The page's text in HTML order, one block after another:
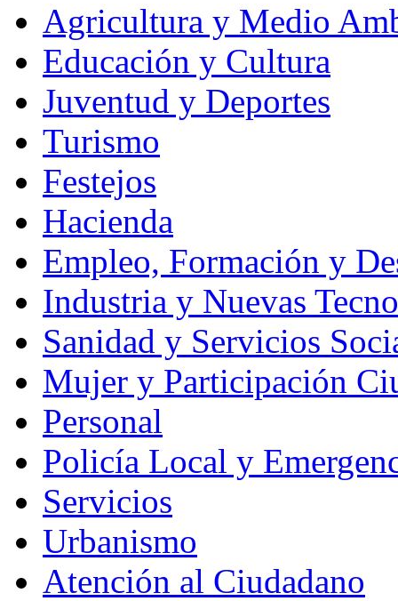
Agricultura y Medio
Educación y Cultura
Juventud y Deportes
Turismo
Festejos
Hacienda
Empleo, Formación y
Industria y Nuevas
Sanidad y Servicios
Mujer y Participación
Personal
Policía Local y
Servicios
Urbanismo
Atención al Ciudadano